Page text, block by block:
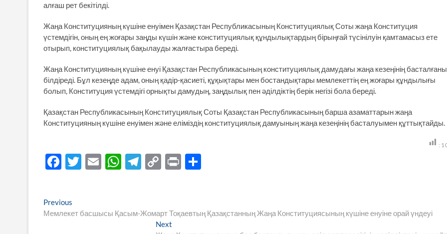
алғаш рет бекітілді.
Жаңа Конституцияның күшіне енуімен Қазақстан Республикасының Конституциялық Соты жаңа Конституция
үстемдігін, оның ең жоғары заңды күшін және конституциялық құндылықтардың бірыңғай түсінілуін қамтамасыз ете
отырып, конституциялық бақылауды жалғастыра береді.
Жаңа Конституцияның күшіне енуі Қазақстан Республикасының конституциялық дамудағы жаңа кезеңінің
білдіреді. Бұл кезеңде адам, оның қадір-қасиеті, құқықтары мен бостандықтары мемлекеттің ең жоғары құндылығы
болып, Конституция үстемдігі орнықты дамудың, заңдылық пен әділдіктің берік негізі бола береді.
Қазақстан Республикасының Конституциялық Соты Қазақстан Республикасының барша азаматтарын жаңа
Конституцияның күшіне енуімен және еліміздің конституциялық дамуының жаңа кезеңінің басталуымен құттықтайды.
:
F
b
T
er
E
W
s
T
gr
C
y
Li
P
e
Навигация
по
Previous
post:
Мемлекет басшысы Қасым-Жомарт Тоқаевтың Қазақстанның Жаңа Конституциясының күшіне енуіне орай үндеуі
Next